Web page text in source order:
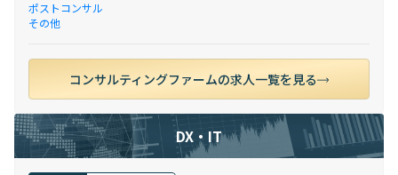
ポストコンサル
その他
コンサルティングファームの求人一覧を見る
DX・IT